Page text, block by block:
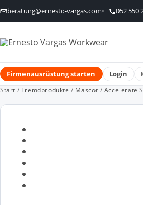
beratung@ernesto-vargas.com 052 550
Firmenausrüstung starten Login
Start / Fremdprodukte / Mascot / Accelerate